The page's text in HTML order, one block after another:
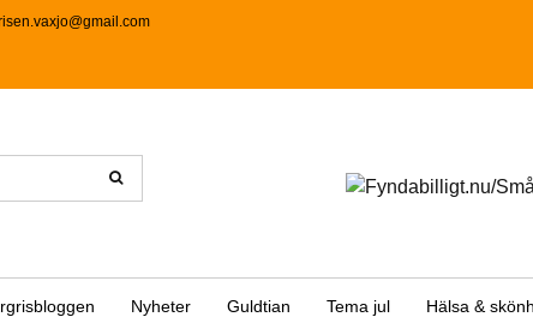
Nyheter Guldtian Tema jul Hälsa &